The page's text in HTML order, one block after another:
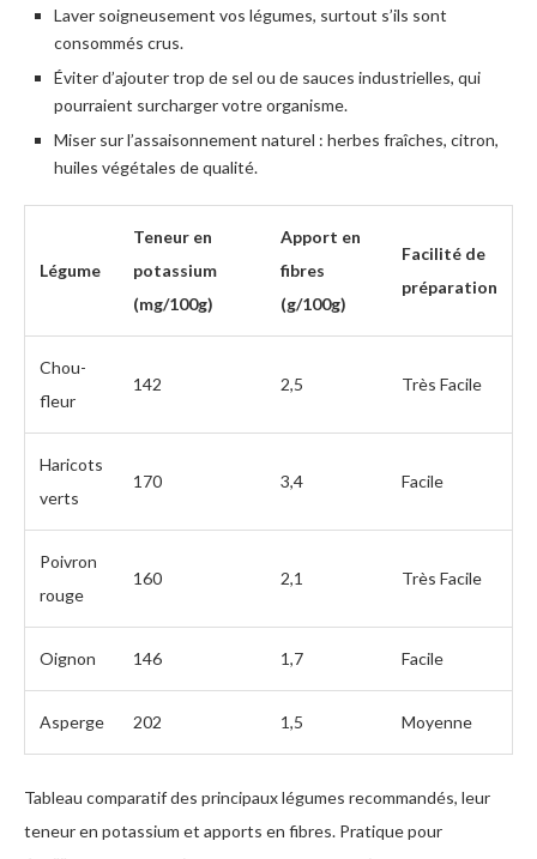
Laver soigneusement vos légumes, surtout s’ils sont
consommés crus.
Éviter d’ajouter trop de sel ou de sauces industrielles, qui
pourraient surcharger votre organisme.
Miser sur l’assaisonnement naturel : herbes fraîches, citron,
huiles végétales de qualité.
Légume
Teneur en
potassium
(mg/100g)
Apport en
fibres
(g/100g)
Facilité de
préparation
Chou-
fleur
142 2,5 Très Facile
Haricots
verts
170 3,4 Facile
Poivron
rouge
160 2,1 Très Facile
Oignon 146 1,7 Facile
Asperge 202 1,5 Moyenne
Tableau comparatif des principaux légumes recommandés, leur
teneur en potassium et apports en fibres. Pratique pour